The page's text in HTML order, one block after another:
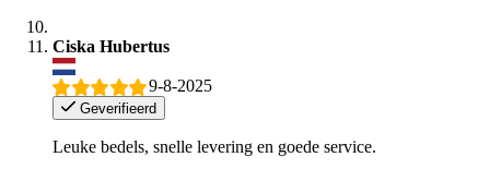
Ciska Hubertus
9-8-2025
Geverifieerd
Leuke bedels, snelle levering en goede service.